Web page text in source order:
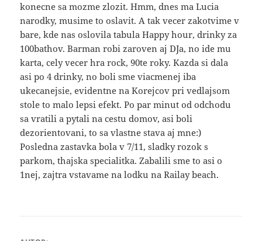
konecne sa mozme zlozit. Hmm, dnes ma Lucia
narodky, musime to oslavit. A tak vecer zakotvime v
bare, kde nas oslovila tabula Happy hour, drinky za
100bathov. Barman robi zaroven aj DJa, no ide mu
karta, cely vecer hra rock, 90te roky. Kazda si dala
asi po 4 drinky, no boli sme viacmenej iba
ukecanejsie, evidentne na Korejcov pri vedlajsom
stole to malo lepsi efekt. Po par minut od odchodu
sa vratili a pytali na cestu domov, asi boli
dezorientovani, to sa vlastne stava aj mne:)
Posledna zastavka bola v 7/11, sladky rozok s
parkom, thajska specialitka. Zabalili sme to asi o
1nej, zajtra vstavame na lodku na Railay beach.